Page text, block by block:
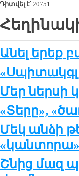
Դիտվել է՝20751
Անել երեք
Մեր ներսի
«Տերը»,
Մեկ անձի
«կանտորա»
Շնից մազ